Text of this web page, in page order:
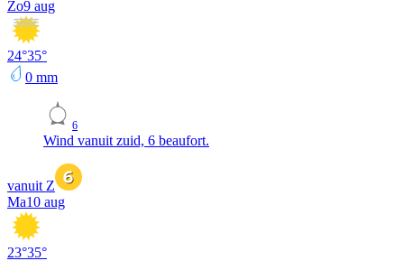
Zo9 aug
24°35°
0 mm
6
Wind vanuit zuid, 6 beaufort.
vanuit Z
Ma10 aug
23°35°